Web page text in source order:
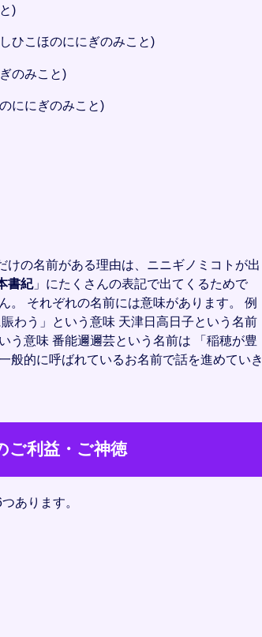
)
ひこほのににぎのみこと)
のみこと)
ににぎのみこと)
の名前がある理由は、ニニギノミコトが出
書紀」にたくさんの表記で出てくるためで
。 それぞれの名前には意味があります。 例
わう」という意味 天津日高日子という名前
う意味 番能邇邇芸という名前は 「稲穂が豊
般的に呼ばれているお名前で話を進めていき
ご利益・ご神徳
あります。